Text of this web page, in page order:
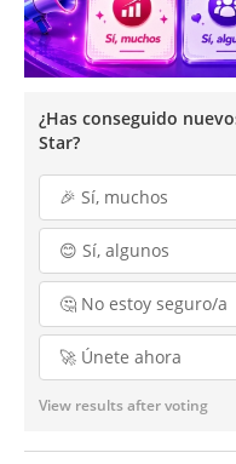
¿Has conseguido
Star?
🎉 Sí, muchos
😊 Sí, algunos
🤔 No estoy seguro/a
🚀 Únete ahora
View results after voting